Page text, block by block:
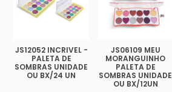
JS12052 INCRIVEL -
PALETA DE
SOMBRAS UNIDADE
OU BX/24 UN
JS06109 MEU
MORANGUINHO
PALETA DE
SOMBRAS UNIDADE
OU BX/12UN